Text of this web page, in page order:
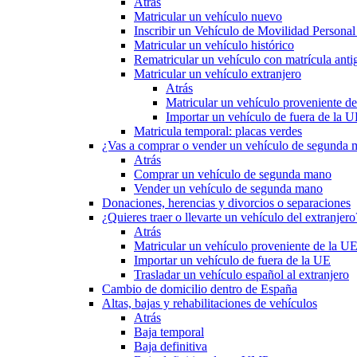
Matricular un vehículo nuevo
Inscribir un Vehículo de Movilidad
Matricular un vehículo histórico
Rematricular un vehículo con matrícula
Matricular un vehículo extranjero
Atrás
Matricular un vehículo proveniente
Importar un vehículo de fuera de la
Matricula temporal: placas verdes
¿Vas a comprar o vender un vehículo de segunda
Atrás
Comprar un vehículo de segunda mano
Vender un vehículo de segunda mano
Donaciones, herencias y divorcios o separaciones
¿Quieres traer o llevarte un vehículo del
Atrás
Matricular un vehículo proveniente de la UE
Importar un vehículo de fuera de la UE
Trasladar un vehículo español al extranjero
Cambio de domicilio dentro de España
Altas, bajas y rehabilitaciones de vehículos
Atrás
Baja temporal
Baja definitiva